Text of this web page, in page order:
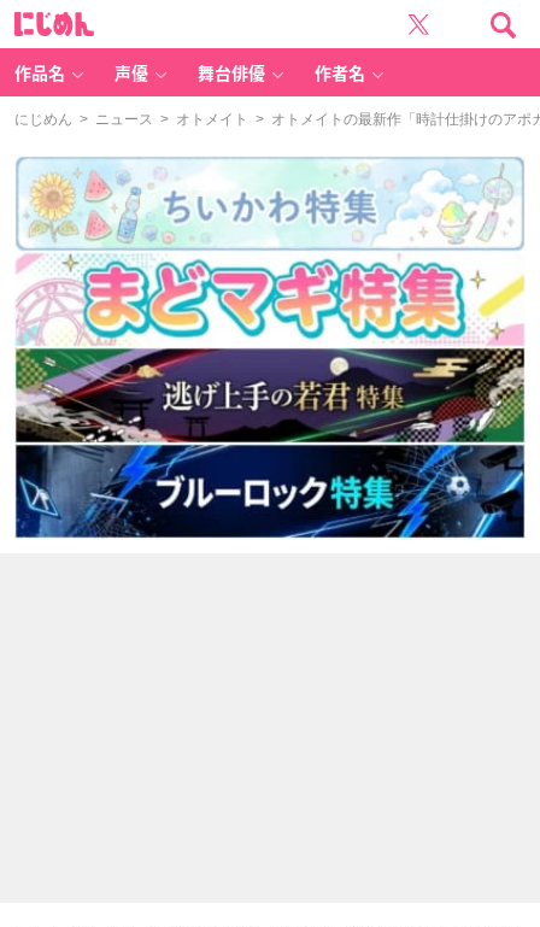
作品名 声優 舞台俳優 作者名
にじめん > ニュース > オトメイト > オトメイトの最新作「時計仕掛けのアポ